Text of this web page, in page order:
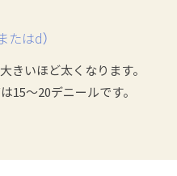
たはd）
きいほど太くなります。
15～20デニールです。